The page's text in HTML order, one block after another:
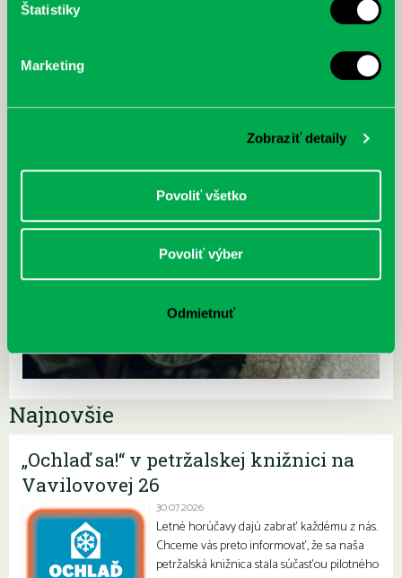
Štatistiky
Marketing
Zobraziť detaily
Povoliť všetko
Povoliť výber
Odmietnuť
Najnovšie
„Ochlaď sa!“ v petržalskej knižnici na
Vavilovovej 26
30.07.2026
Letné horúčavy dajú zabrať každému z nás.
Chceme vás preto informovať, že sa naša
petržalská knižnica stala súčasťou pilotného